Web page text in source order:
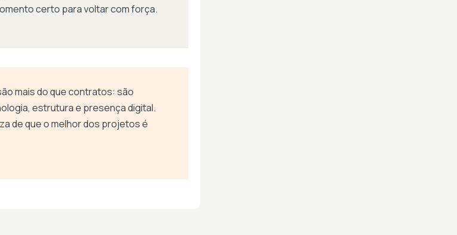
certo para voltar com força.
mais do que contratos: são
estrutura e presença digital.
de que o melhor dos projetos é